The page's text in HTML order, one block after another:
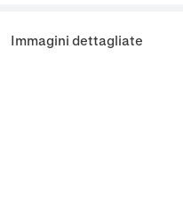
Immagini dettagliate